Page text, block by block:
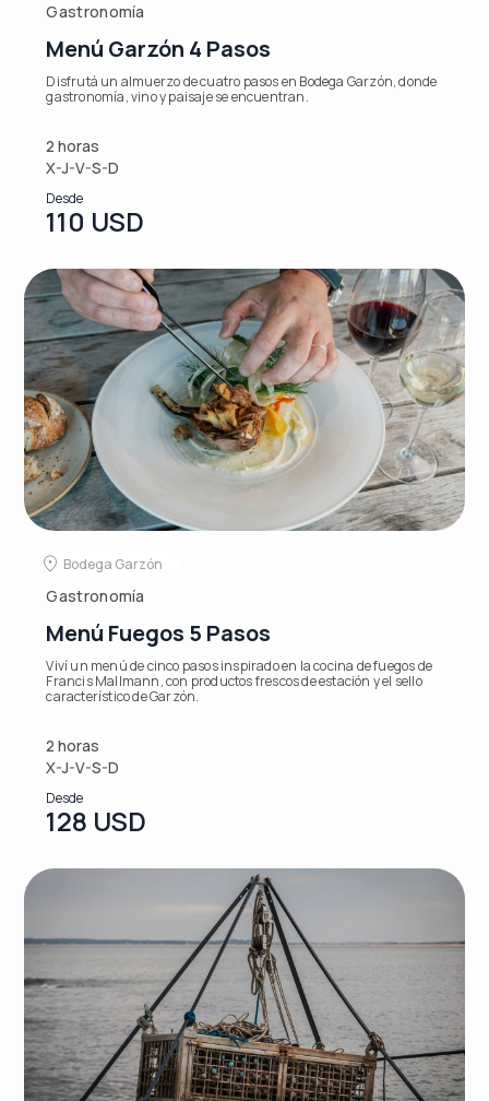
Gastronomía
Menú Garzón 4 Pasos
Disfrutá un almuerzo de cuatro pasos en Bodega Garzón, donde
gastronomía, vino y paisaje se encuentran.
2 horas
X-J-V-S-D
Desde
110 USD
Bodega Garzón
Gastronomía
Menú Fuegos 5 Pasos
Viví un menú de cinco pasos inspirado en la cocina de fuegos de
Francis Mallmann, con productos frescos de estación y el sello
característico de Garzón.
2 horas
X-J-V-S-D
Desde
128 USD